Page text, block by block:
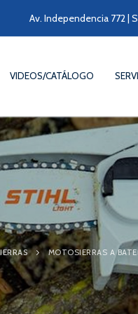
Av. Independencia 772 |
VIDEOS/CATÁLOGO
MOTOSIERRAS A